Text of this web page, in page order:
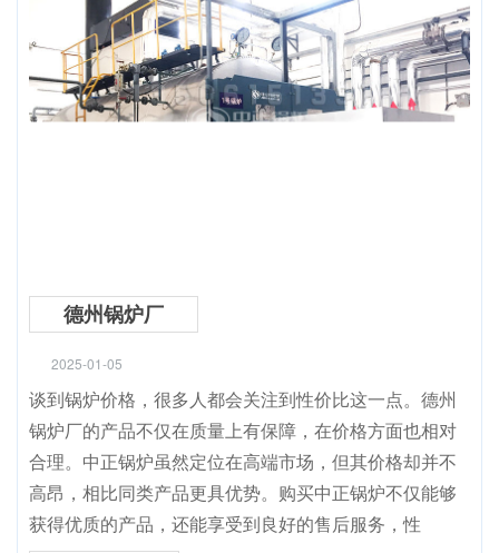
德州锅炉厂
2025-01-05
谈到锅炉价格，很多人都会关注到性价比这一点。德州
锅炉厂的产品不仅在质量上有保障，在价格方面也相对
合理。中正锅炉虽然定位在高端市场，但其价格却并不
高昂，相比同类产品更具优势。购买中正锅炉不仅能够
获得优质的产品，还能享受到良好的售后服务，性